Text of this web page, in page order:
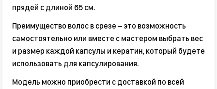
прядей с длиной 65 см.
Преимущество волос в срезе – это возможность
самостоятельно или вместе с мастером выбрать вес
и размер каждой капсулы и кератин, который будете
использовать для капсулирования.
Модель можно приобрести с доставкой по всей